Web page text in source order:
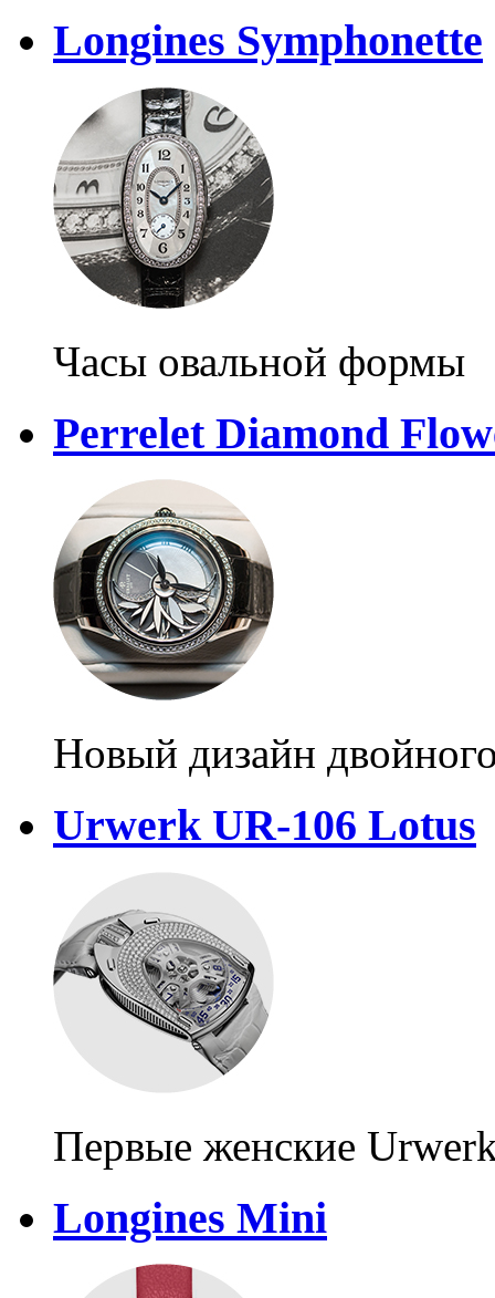
Longines Symphonette
Часы овальной формы
Perrelet Diamond
Новый дизайн
Urwerk UR-106 Lotus
Первые женские
Longines Mini